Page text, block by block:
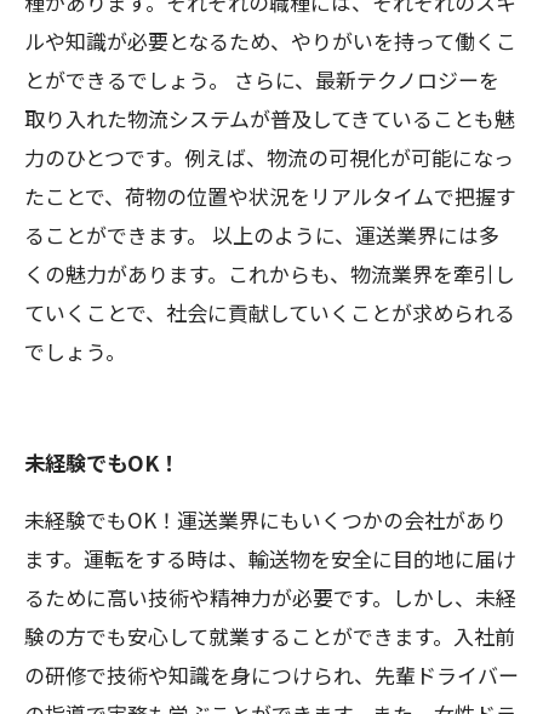
ルや知識が必要となるため、やりがいを持って働くこ
とができるでしょう。 さらに、最新テクノロジーを
取り入れた物流システムが普及してきていることも魅
力のひとつです。例えば、物流の可視化が可能になっ
たことで、荷物の位置や状況をリアルタイムで把握す
ることができます。 以上のように、運送業界には多
くの魅力があります。これからも、物流業界を牽引し
ていくことで、社会に貢献していくことが求められる
でしょう。
未経験でもOK！
未経験でもOK！運送業界にもいくつかの会社があり
ます。運転をする時は、輸送物を安全に目的地に届け
るために高い技術や精神力が必要です。しかし、未経
験の方でも安心して就業することができます。入社前
の研修で技術や知識を身につけられ、先輩ドライバー